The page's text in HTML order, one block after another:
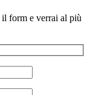
form e verrai al più